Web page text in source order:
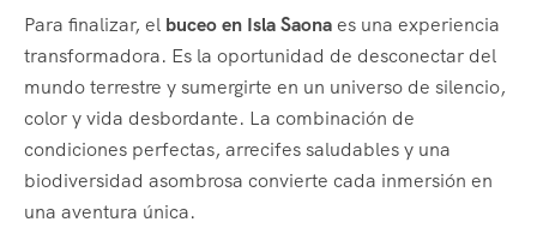
Para finalizar, el buceo en Isla Saonaes una experiencia
transformadora. Es la oportunidad de desconectar del
mundo terrestre y sumergirte en un universo de silencio,
color y vida desbordante. La combinación de
condiciones perfectas, arrecifes saludables y una
biodiversidad asombrosa convierte cada inmersión en
una aventura única.